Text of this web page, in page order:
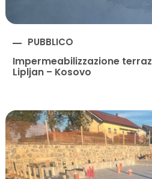
PUBBLICO
Impermeabilizzazione
Lipljan – Kosovo